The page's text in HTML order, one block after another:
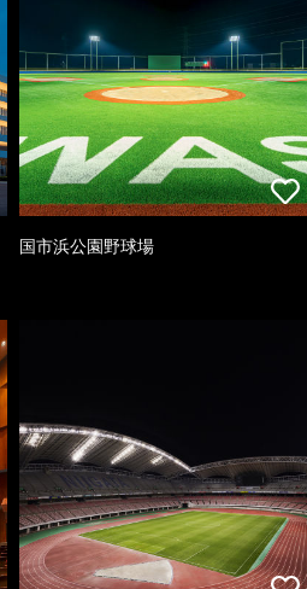
国市浜公園野球場